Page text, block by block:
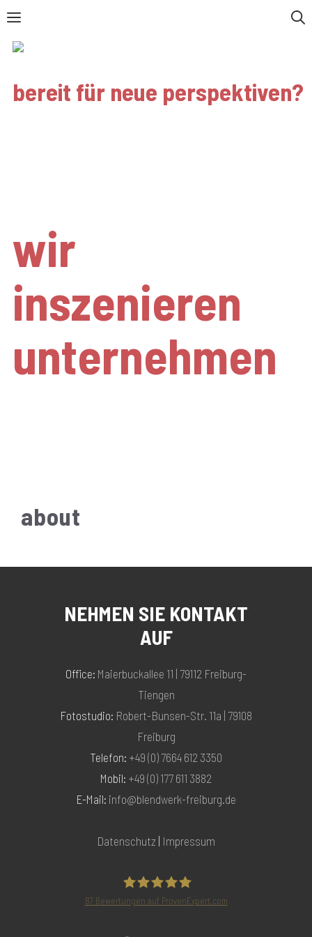
Zum
Inhalt
Menü
bereit für neue perspektiven?
wir
inszenieren
unternehmen
about
NEHMEN SIE KONTAKT
AUF
Office: Maierbuckallee 11 | 79112 Freiburg-
Tiengen
Fotostudio: Robert-Bunsen-Str. 11a | 79108
Freiburg
Telefon: +49 (0) 7664 612 3350
Mobil: +49 (0) 177 611 3882
E-Mail: info@blendwerk-freiburg.de
Datenschutz Impressum
87Bewertungen auf ProvenExpert.com